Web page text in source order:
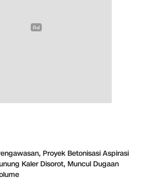
Proyek Betonisasi Aspirasi
Kaler Disorot, Muncul Dugaan